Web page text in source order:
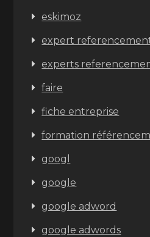
eskimoz
expert
experts
faire
fiche entreprise
formation
googl
google
google adword
google adwords